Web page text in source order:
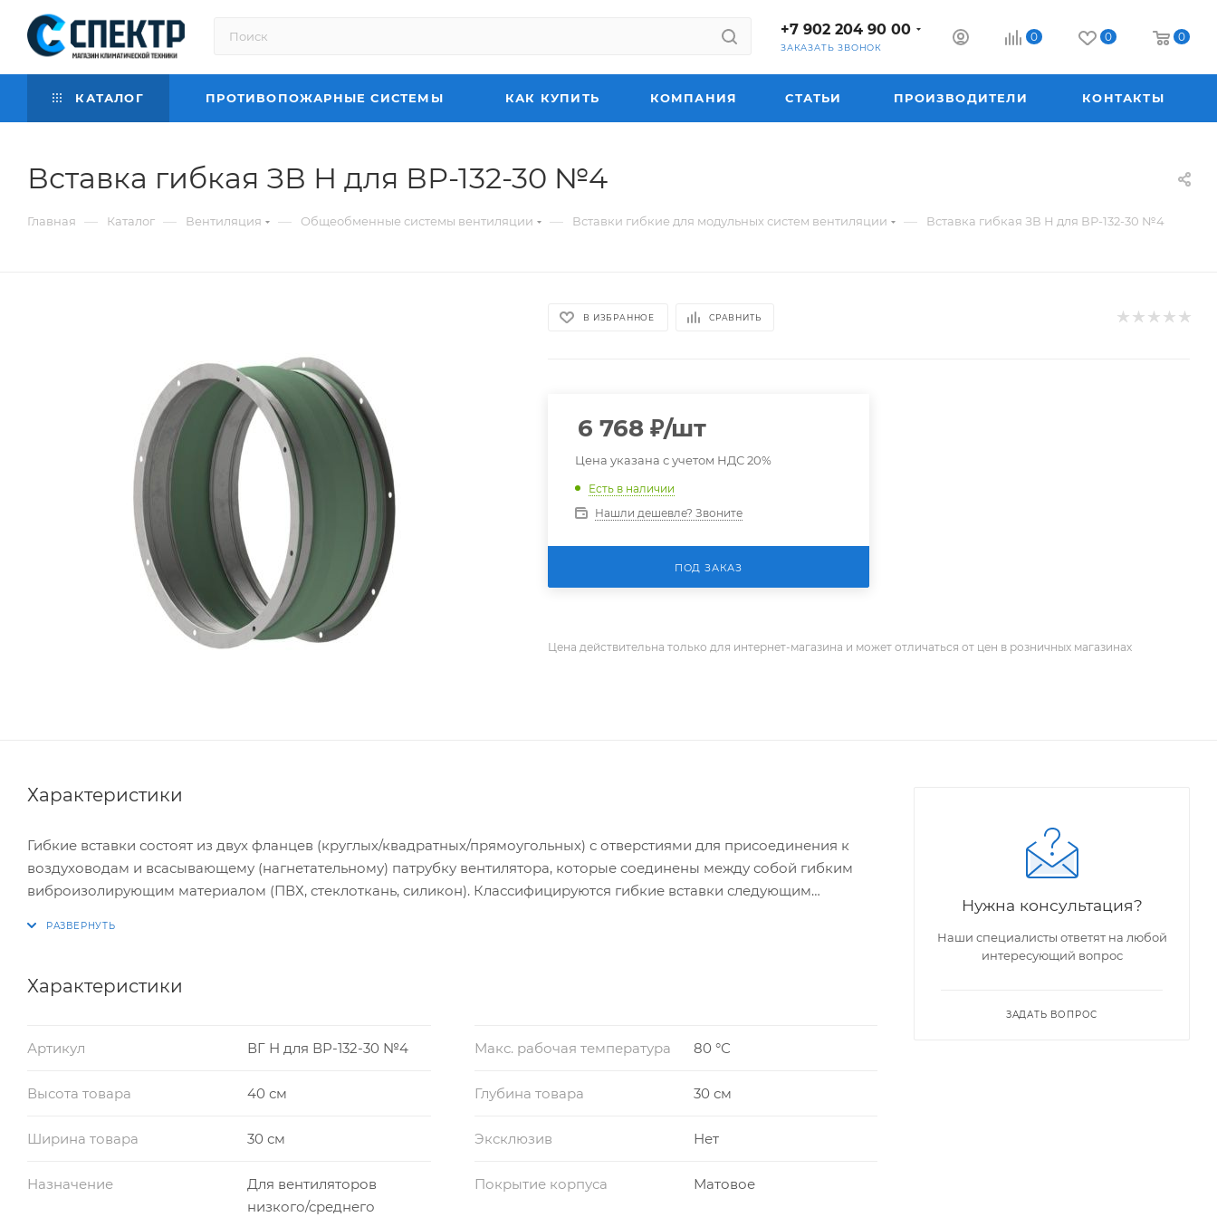
+7 902 204 90 00
ЗАКАЗАТЬ ЗВОНОК
0 0 0
КАТАЛОГ ПРОТИВОПОЖАРНЫЕ СИСТЕМЫ КАК КУПИТЬ КОМПАНИЯ СТАТЬИ ПРОИЗВОДИТЕЛИ КОНТАКТЫ
Вставка гибкая ЗВ Н для ВР-132-30 №4
Главная — Каталог — Вентиляция — Общеобменные системы вентиляции — Вставки гибкие для модульных систем вентиляции — Вставка гибкая ЗВ Н для ВР-132-30 №4
В ИЗБРАННОЕ СРАВНИТЬ
6 768 ₽/шт
Цена указана с учетом НДС 20%
Есть в наличии
Нашли дешевле? Звоните
ПОД ЗАКАЗ
Цена действительна только для интернет-магазина и может отличаться от цен в розничных магазинах
Характеристики
Гибкие вставки состоят из двух фланцев (круглых/квадратных/прямоугольных) с отверстиями для присоединения к
воздуховодам и всасывающему (нагнетательному) патрубку вентилятора, которые соединены между собой гибким
виброизолирующим материалом (ПВХ, стеклоткань, силикон). Классифицируются гибкие вставки следующим
Характеристики
Артикул ВГ Н для ВР-132-30 №4 Макс. рабочая температура 80 °С
Высота товара 40 см Глубина товара 30 см
Ширина товара 30 см Эксклюзив Нет
Назначение
Для вентиляторов
низкого/среднего
Покрытие корпуса Матовое
Нужна консультация?
Наши специалисты ответят на любой
интересующий вопрос
ЗАДАТЬ ВОПРОС